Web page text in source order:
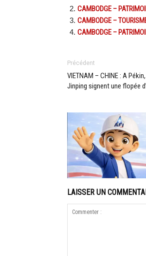
CAMBODGE –
CAMBODGE –
CAMBODGE –
Précédent
VIETNAM – CHINE : A
Jinping signent une flopée
LAISSER UN